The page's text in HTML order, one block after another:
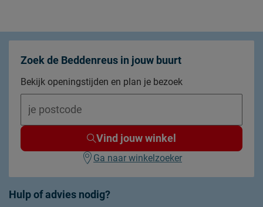
voorwaarden
Hulp of advies nodig?
Zoek de Beddenreus in jouw buurt
Bekijk openingstijden en plan je bezoek
Vind jouw winkel
Ga naar winkelzoeker